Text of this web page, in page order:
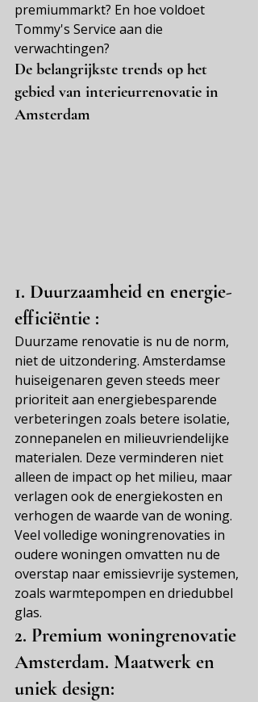
premiummarkt? En hoe voldoet
Tommy's Service aan die
verwachtingen?
De belangrijkste trends op het
gebied van interieurrenovatie in
Amsterdam
1. Duurzaamheid en energie-
efficiëntie :
Duurzame renovatie is nu de norm,
niet de uitzondering. Amsterdamse
huiseigenaren geven steeds meer
prioriteit aan energiebesparende
verbeteringen zoals betere isolatie,
zonnepanelen en milieuvriendelijke
materialen. Deze verminderen niet
alleen de impact op het milieu, maar
verlagen ook de energiekosten en
verhogen de waarde van de woning.
Veel volledige woningrenovaties in
oudere woningen omvatten nu de
overstap naar emissievrije systemen,
zoals warmtepompen en driedubbel
glas.
2. Premium woningrenovatie
Amsterdam. Maatwerk en
uniek design: